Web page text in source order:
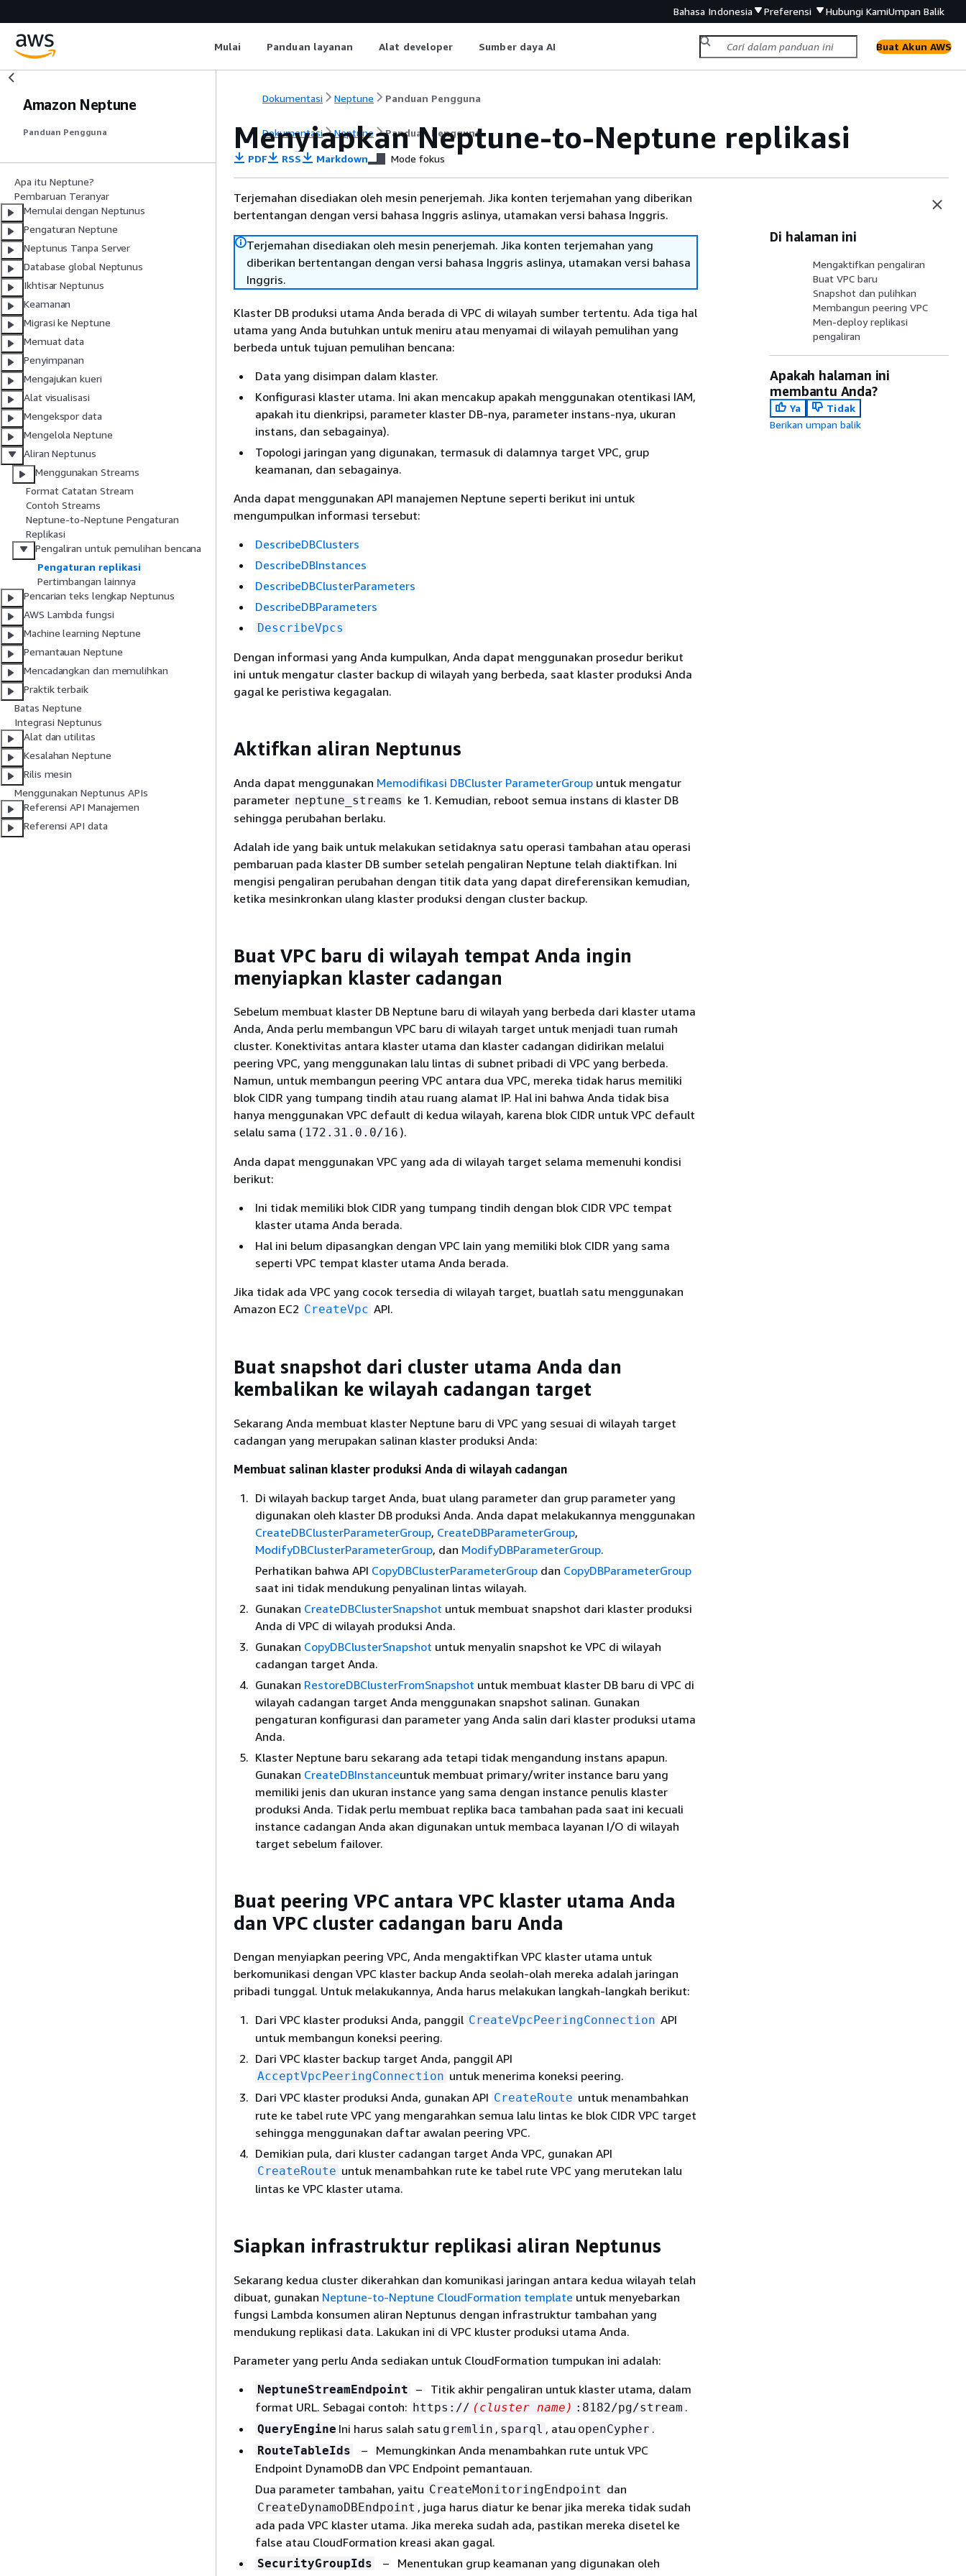
Bahasa Indonesia Preferensi Hubungi KamiUmpan Balik
Mulai Panduan layanan Alat developer Sumber daya AI Buat Akun AWS
Amazon Neptune
Panduan Pengguna
Apa itu Neptune?
Pembaruan Teranyar
Memulai dengan Neptunus
Pengaturan Neptune
Neptunus Tanpa Server
Database global Neptunus
Ikhtisar Neptunus
Keamanan
Migrasi ke Neptune
Memuat data
Penyimpanan
Mengajukan kueri
Alat visualisasi
Mengekspor data
Mengelola Neptune
Aliran Neptunus
Menggunakan Streams
Format Catatan Stream
Contoh Streams
Neptune-to-Neptune Pengaturan
Replikasi
Pengaliran untuk pemulihan bencana
Pengaturan replikasi
Pertimbangan lainnya
Pencarian teks lengkap Neptunus
AWS Lambda fungsi
Machine learning Neptune
Pemantauan Neptune
Mencadangkan dan memulihkan
Praktik terbaik
Batas Neptune
Integrasi Neptunus
Alat dan utilitas
Kesalahan Neptune
Rilis mesin
Menggunakan Neptunus APIs
Referensi API Manajemen
Referensi API data
Dokumentasi Neptune Panduan Pengguna
Dokumentasi Neptune Panduan Pengguna
Menyiapkan Neptune-to-Neptune replikasi
PDF RSS Markdown Mode fokus
Terjemahan disediakan oleh mesin penerjemah. Jika konten terjemahan yang diberikan
bertentangan dengan versi bahasa Inggris aslinya, utamakan versi bahasa Inggris.
Terjemahan disediakan oleh mesin penerjemah. Jika konten terjemahan yang
diberikan bertentangan dengan versi bahasa Inggris aslinya, utamakan versi bahasa
Inggris.
Klaster DB produksi utama Anda berada di VPC di wilayah sumber tertentu. Ada tiga hal
utama yang Anda butuhkan untuk meniru atau menyamai di wilayah pemulihan yang
berbeda untuk tujuan pemulihan bencana:
Data yang disimpan dalam klaster.
Konfigurasi klaster utama. Ini akan mencakup apakah menggunakan otentikasi IAM,
apakah itu dienkripsi, parameter klaster DB-nya, parameter instans-nya, ukuran
instans, dan sebagainya).
Topologi jaringan yang digunakan, termasuk di dalamnya target VPC, grup
keamanan, dan sebagainya.
Anda dapat menggunakan API manajemen Neptune seperti berikut ini untuk
mengumpulkan informasi tersebut:
DescribeDBClusters
DescribeDBInstances
DescribeDBClusterParameters
DescribeDBParameters
DescribeVpcs
Dengan informasi yang Anda kumpulkan, Anda dapat menggunakan prosedur berikut
ini untuk mengatur claster backup di wilayah yang berbeda, saat klaster produksi Anda
gagal ke peristiwa kegagalan.
Aktifkan aliran Neptunus
Anda dapat menggunakan Memodifikasi DBCluster ParameterGroup untuk mengatur
parameter neptune_streams ke 1. Kemudian, reboot semua instans di klaster DB
sehingga perubahan berlaku.
Adalah ide yang baik untuk melakukan setidaknya satu operasi tambahan atau operasi
pembaruan pada klaster DB sumber setelah pengaliran Neptune telah diaktifkan. Ini
mengisi pengaliran perubahan dengan titik data yang dapat direferensikan kemudian,
ketika mesinkronkan ulang klaster produksi dengan cluster backup.
Buat VPC baru di wilayah tempat Anda ingin
menyiapkan klaster cadangan
Sebelum membuat klaster DB Neptune baru di wilayah yang berbeda dari klaster utama
Anda, Anda perlu membangun VPC baru di wilayah target untuk menjadi tuan rumah
cluster. Konektivitas antara klaster utama dan klaster cadangan didirikan melalui
peering VPC, yang menggunakan lalu lintas di subnet pribadi di VPC yang berbeda.
Namun, untuk membangun peering VPC antara dua VPC, mereka tidak harus memiliki
blok CIDR yang tumpang tindih atau ruang alamat IP. Hal ini bahwa Anda tidak bisa
hanya menggunakan VPC default di kedua wilayah, karena blok CIDR untuk VPC default
selalu sama ( 172.31.0.0/16 ).
Anda dapat menggunakan VPC yang ada di wilayah target selama memenuhi kondisi
berikut:
Ini tidak memiliki blok CIDR yang tumpang tindih dengan blok CIDR VPC tempat
klaster utama Anda berada.
Hal ini belum dipasangkan dengan VPC lain yang memiliki blok CIDR yang sama
seperti VPC tempat klaster utama Anda berada.
Jika tidak ada VPC yang cocok tersedia di wilayah target, buatlah satu menggunakan
Amazon EC2 CreateVpc API.
Buat snapshot dari cluster utama Anda dan
kembalikan ke wilayah cadangan target
Sekarang Anda membuat klaster Neptune baru di VPC yang sesuai di wilayah target
cadangan yang merupakan salinan klaster produksi Anda:
Membuat salinan klaster produksi Anda di wilayah cadangan
Di wilayah backup target Anda, buat ulang parameter dan grup parameter yang
digunakan oleh klaster DB produksi Anda. Anda dapat melakukannya menggunakan
CreateDBClusterParameterGroup, CreateDBParameterGroup,
ModifyDBClusterParameterGroup, dan ModifyDBParameterGroup.
Perhatikan bahwa API CopyDBClusterParameterGroup dan CopyDBParameterGroup
saat ini tidak mendukung penyalinan lintas wilayah.
Gunakan CreateDBClusterSnapshot untuk membuat snapshot dari klaster produksi
Anda di VPC di wilayah produksi Anda.
Gunakan CopyDBClusterSnapshot untuk menyalin snapshot ke VPC di wilayah
cadangan target Anda.
Gunakan RestoreDBClusterFromSnapshot untuk membuat klaster DB baru di VPC di
wilayah cadangan target Anda menggunakan snapshot salinan. Gunakan
pengaturan konfigurasi dan parameter yang Anda salin dari klaster produksi utama
Anda.
Klaster Neptune baru sekarang ada tetapi tidak mengandung instans apapun.
Gunakan CreateDBInstanceuntuk membuat primary/writer instance baru yang
memiliki jenis dan ukuran instance yang sama dengan instance penulis klaster
produksi Anda. Tidak perlu membuat replika baca tambahan pada saat ini kecuali
instance cadangan Anda akan digunakan untuk membaca layanan I/O di wilayah
target sebelum failover.
Buat peering VPC antara VPC klaster utama Anda
dan VPC cluster cadangan baru Anda
Dengan menyiapkan peering VPC, Anda mengaktifkan VPC klaster utama untuk
berkomunikasi dengan VPC klaster backup Anda seolah-olah mereka adalah jaringan
pribadi tunggal. Untuk melakukannya, Anda harus melakukan langkah-langkah berikut:
Dari VPC klaster produksi Anda, panggil CreateVpcPeeringConnection API
untuk membangun koneksi peering.
Dari VPC klaster backup target Anda, panggil API
AcceptVpcPeeringConnection untuk menerima koneksi peering.
Dari VPC klaster produksi Anda, gunakan API CreateRoute untuk menambahkan
rute ke tabel rute VPC yang mengarahkan semua lalu lintas ke blok CIDR VPC target
sehingga menggunakan daftar awalan peering VPC.
Demikian pula, dari kluster cadangan target Anda VPC, gunakan API
CreateRoute untuk menambahkan rute ke tabel rute VPC yang merutekan lalu
lintas ke VPC klaster utama.
Siapkan infrastruktur replikasi aliran Neptunus
Sekarang kedua cluster dikerahkan dan komunikasi jaringan antara kedua wilayah telah
dibuat, gunakan Neptune-to-Neptune CloudFormation template untuk menyebarkan
fungsi Lambda konsumen aliran Neptunus dengan infrastruktur tambahan yang
mendukung replikasi data. Lakukan ini di VPC kluster produksi utama Anda.
Parameter yang perlu Anda sediakan untuk CloudFormation tumpukan ini adalah:
NeptuneStreamEndpoint
– Titik akhir pengaliran untuk klaster utama, dalam
format URL. Sebagai contoh: https:// (cluster name) :8182/pg/stream .
QueryEngine Ini harus salah satu gremlin , sparql , atau openCypher .
RouteTableIds
– Memungkinkan Anda menambahkan rute untuk VPC
Endpoint DynamoDB dan VPC Endpoint pemantauan.
Dua parameter tambahan, yaitu CreateMonitoringEndpoint dan
CreateDynamoDBEndpoint , juga harus diatur ke benar jika mereka tidak sudah
ada pada VPC klaster utama. Jika mereka sudah ada, pastikan mereka disetel ke
false atau CloudFormation kreasi akan gagal.
SecurityGroupIds
– Menentukan grup keamanan yang digunakan oleh
Di halaman ini
Mengaktifkan pengaliran
Buat VPC baru
Snapshot dan pulihkan
Membangun peering VPC
Men-deploy replikasi
pengaliran
Apakah halaman ini
membantu Anda?
Ya
Tidak
Berikan umpan balik